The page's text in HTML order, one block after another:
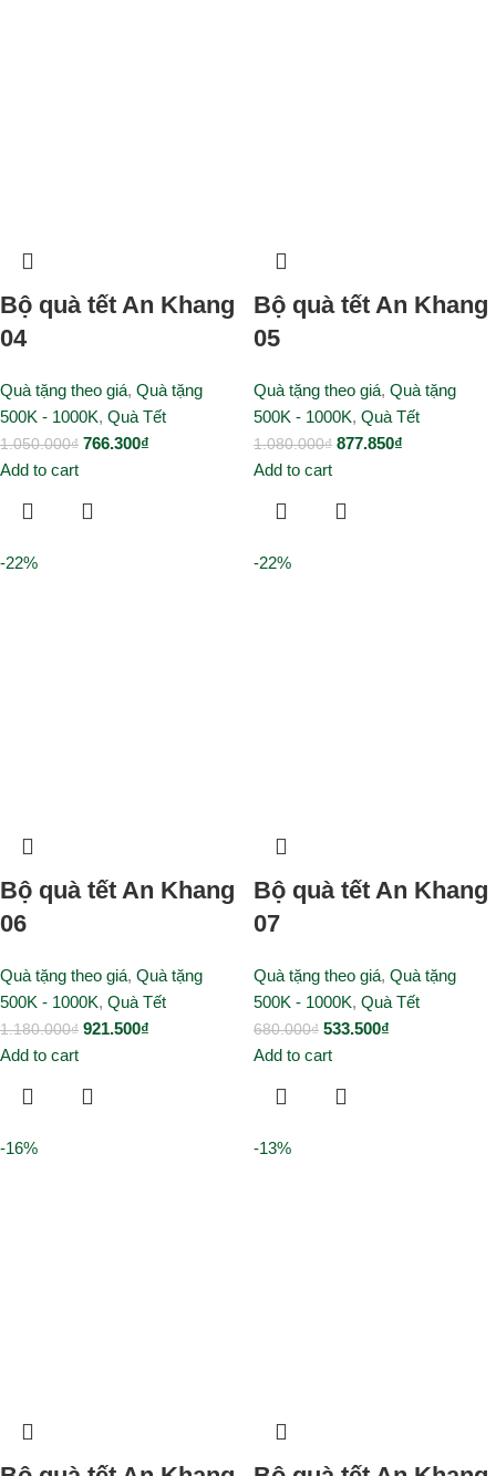
Bộ quà tết An Khang
04
Quà tặng theo giá, Quà tặng
500K - 1000K, Quà Tết
1.050.000₫ 766.300₫
Add to cart
Bộ quà tết An Khang
05
Quà tặng theo giá, Quà tặng
500K - 1000K, Quà Tết
1.080.000₫ 877.850₫
Add to cart
-22%
Bộ quà tết An Khang
06
Quà tặng theo giá, Quà tặng
500K - 1000K, Quà Tết
1.180.000₫ 921.500₫
Add to cart
-22%
Bộ quà tết An Khang
07
Quà tặng theo giá, Quà tặng
500K - 1000K, Quà Tết
680.000₫ 533.500₫
Add to cart
-16% -13%